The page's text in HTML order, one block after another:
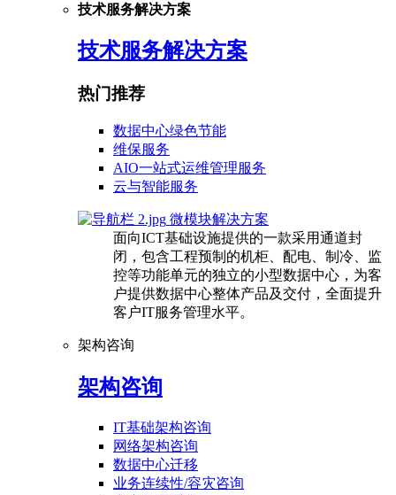
技术服务解决方案
技术服务解决方案
热门推荐
数据中心绿色节能
维保服务
AIO一站式运维管理服务
云与智能服务
微模块解决方案
面向ICT基础设施提供的一款采用通道封
闭，包含工程预制的机柜、配电、制冷、监
控等功能单元的独立的小型数据中心，为客
户提供数据中心整体产品及交付，全面提升
客户IT服务管理水平。
架构咨询
架构咨询
IT基础架构咨询
网络架构咨询
数据中心迁移
业务连续性/容灾咨询